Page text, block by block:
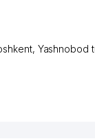
, Yashnobod